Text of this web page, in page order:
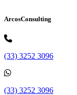
ArcosConsulting
(33) 3252 3096
(33) 3252 3096